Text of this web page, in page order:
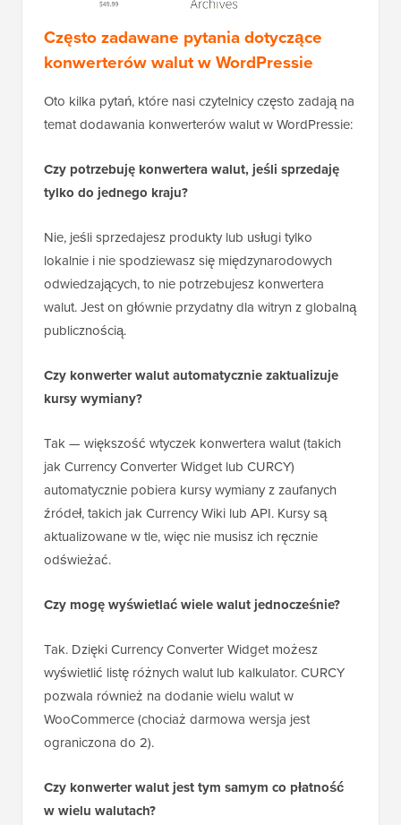
Często zadawane pytania dotyczące
konwerterów walut w WordPressie
Oto kilka pytań, które nasi czytelnicy często zadają na
temat dodawania konwerterów walut w WordPressie:
Czy potrzebuję konwertera walut, jeśli sprzedaję
tylko do jednego kraju?
Nie, jeśli sprzedajesz produkty lub usługi tylko
lokalnie i nie spodziewasz się międzynarodowych
odwiedzających, to nie potrzebujesz konwertera
walut. Jest on głównie przydatny dla witryn z globalną
publicznością.
Czy konwerter walut automatycznie zaktualizuje
kursy wymiany?
Tak — większość wtyczek konwertera walut (takich
jak Currency Converter Widget lub CURCY)
automatycznie pobiera kursy wymiany z zaufanych
źródeł, takich jak Currency Wiki lub API. Kursy są
aktualizowane w tle, więc nie musisz ich ręcznie
odświeżać.
Czy mogę wyświetlać wiele walut jednocześnie?
Tak. Dzięki Currency Converter Widget możesz
wyświetlić listę różnych walut lub kalkulator. CURCY
pozwala również na dodanie wielu walut w
WooCommerce (chociaż darmowa wersja jest
ograniczona do 2).
Czy konwerter walut jest tym samym co płatność
w wielu walutach?